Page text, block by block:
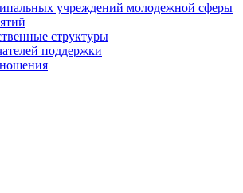
учреждений молодежной сферы
структуры
поддержки